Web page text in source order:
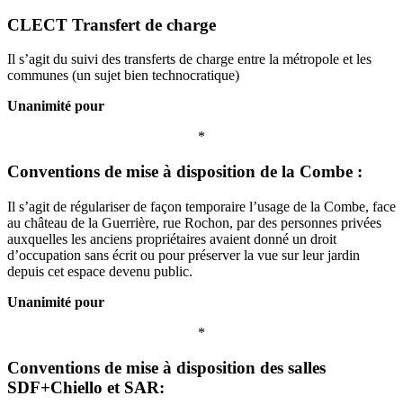
CLECT Transfert de charge
Il s’agit du suivi des transferts de charge entre la métropole et les
communes (un sujet bien technocratique)
Unanimité pour
*
Conventions de mise à disposition de la Combe :
Il s’agit de régulariser de façon temporaire l’usage de la Combe, face
au château de la Guerrière, rue Rochon, par des personnes privées
auxquelles les anciens propriétaires avaient donné un droit
d’occupation sans écrit ou pour préserver la vue sur leur jardin
depuis cet espace devenu public.
Unanimité pour
*
Conventions de mise à disposition des salles
SDF+Chiello et SAR: